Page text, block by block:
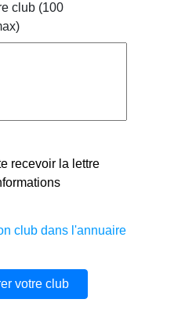
club (100
recevoir la lettre
club dans l'annuaire